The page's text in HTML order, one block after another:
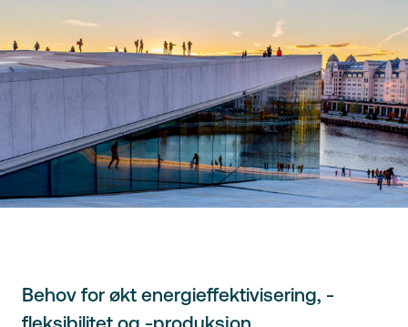
Behov for økt energieffektivisering, -
fleksibilitet og -produksjon